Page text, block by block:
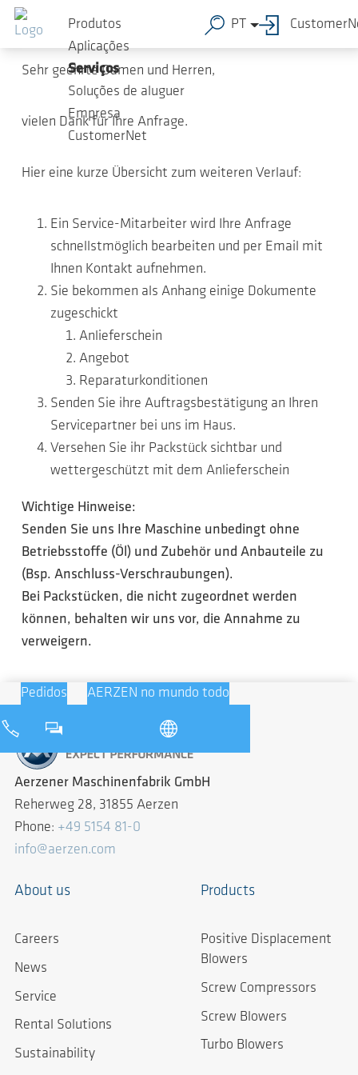
Ir para o conteúdo principal
Produtos
Aplicações
Serviços
Soluções de aluguer
Empresa
CustomerNet
PT
Vielen Dank für Ihre Anfrage!
Sehr geehrte Damen und Herren,
vielen Dank für Ihre Anfrage.
Hier eine kurze Übersicht zum weiteren Verlauf:
Ein Service-Mitarbeiter wird Ihre Anfrage
schnellstmöglich bearbeiten und per Email mit
Ihnen Kontakt aufnehmen.
Sie bekommen als Anhang einige Dokumente
zugeschickt
Anlieferschein
Angebot
Reparaturkonditionen
Senden Sie ihre Auftragsbestätigung an Ihren
Servicepartner bei uns im Haus.
Versehen Sie ihr Packstück sichtbar und
wettergeschützt mit dem Anlieferschein
Wichtige Hinweise:
Senden Sie uns Ihre Maschine unbedingt ohne
Betriebsstoffe (Öl) und Zubehör und Anbauteile zu
(Bsp. Anschluss-Verschraubungen).
Bei Packstücken, die nicht zugeordnet werden
können, behalten wir uns vor, die Annahme zu
verweigern.
Pedidos AERZEN no mundo todo
Aerzener Maschinenfabrik GmbH
Reherweg 28, 31855 Aerzen
Phone: +49 5154 81-0
info@aerzen.com
About us
Careers
News
Service
Rental Solutions
Sustainability
Products
Positive Displacement
Blowers
Screw Compressors
Screw Blowers
Turbo Blowers